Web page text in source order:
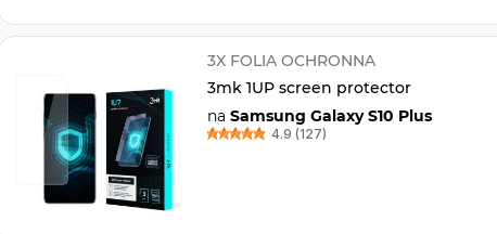
3X FOLIA OCHRONNA
3mk 1UP screen protector
na Samsung Galaxy S10 Plus
4.9 (127)